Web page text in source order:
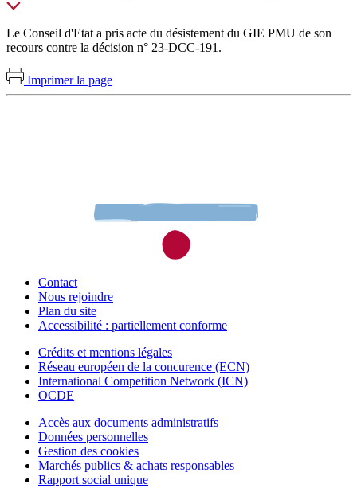
Le Conseil d'Etat a pris acte du désistement du GIE PMU de son
recours contre la décision n° 23-DCC-191.
Imprimer la page
Contact
Nous rejoindre
Plan du site
Accessibilité : partiellement conforme
Crédits et mentions légales
Réseau européen de la concurence (ECN)
International Competition Network (ICN)
OCDE
Accès aux documents administratifs
Données personnelles
Gestion des cookies
Marchés publics & achats responsables
Rapport social unique